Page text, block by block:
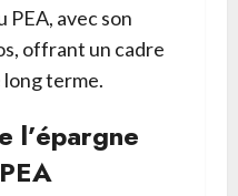
avec son
offrant un cadre
terme.
l’épargne